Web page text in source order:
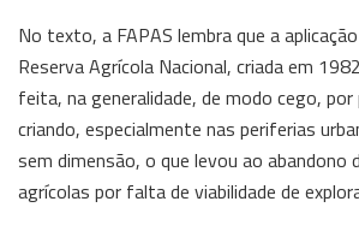
No texto, a FAPAS lembra que a
Reserva Agrícola Nacional, criada em
feita, na generalidade, de modo cego,
criando, especialmente nas periferias
sem dimensão, o que levou ao abandono
agrícolas por falta de viabilidade de